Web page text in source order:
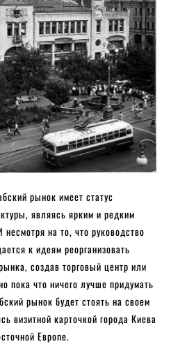
рынок имеет статус
являясь ярким и редким
на то, что руководство
к идеям реорганизовать
создав торговый центр или
пока что ничего лучше придумать
рынок будет стоять на своем
визитной карточкой города Киева
Европе.